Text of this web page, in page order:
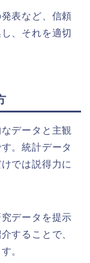
表など、信頼
、それを適切
データと主観
。統計データ
では説得力に
データを提示
することで、
。